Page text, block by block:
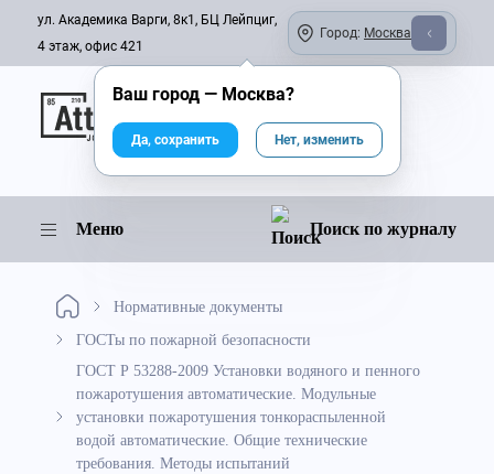
ул. Академика Варги, 8к1, БЦ Лейпциг,
4 этаж, офис 421
Город: Москва
Онлайн-журнал
Меню Поиск по журналу
Нормативные документы
ГОСТы по пожарной безопасности
ГОСТ Р 53288-2009 Установки водяного и пенного
пожаротушения автоматические. Модульные
установки пожаротушения тонкораспыленной
водой автоматические. Общие технические
требования. Методы испытаний
Ваш город — Москва?
Да, сохранить Нет, изменить